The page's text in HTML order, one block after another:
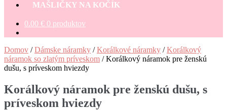
MAŠLIČKY NA KOČÍK
0.00 € 0 produktov
Domov /Dámske náramky /Korálkové náramky /Korálkový
náramok so zlatým príveskom /Korálkový náramok pre ženskú
dušu, s príveskom hviezdy
Korálkový náramok pre ženskú dušu, s
príveskom hviezdy